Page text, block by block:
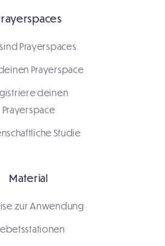
Prayerspaces
Prayerspace
deinen
Prayerspace
Studie
Material
zur Anwendung